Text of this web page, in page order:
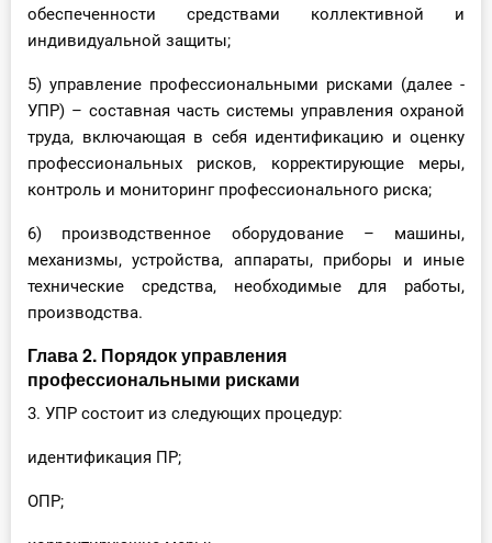
обеспеченности средствами коллективной и
индивидуальной защиты;
5) управление профессиональными рисками (далее -
УПР) – составная часть системы управления охраной
труда, включающая в себя идентификацию и оценку
профессиональных рисков, корректирующие меры,
контроль и мониторинг профессионального риска;
6) производственное оборудование – машины,
механизмы, устройства, аппараты, приборы и иные
технические средства, необходимые для работы,
производства.
Глава 2. Порядок управления
профессиональными рисками
3. УПР состоит из следующих процедур:
идентификация ПР;
ОПР;